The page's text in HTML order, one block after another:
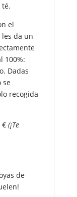
el
da un
100%:
Dadas
se
recogida
(¡Te
de